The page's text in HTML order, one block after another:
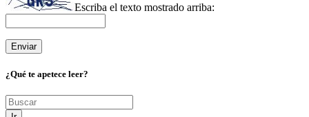
Escriba el texto mostrado arriba:
¿Qué te apetece leer?